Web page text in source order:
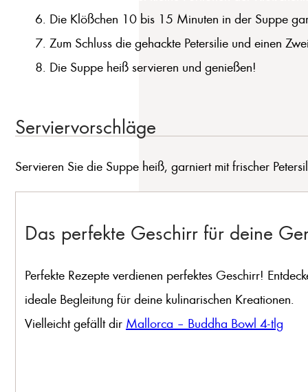
Die Klößchen 10 bis 15 Minuten in der Suppe
Zum Schluss die gehackte Petersilie und einen
Die Suppe heiß servieren und genießen!
Serviervorschläge
Servieren Sie die Suppe heiß, garniert mit frischer
Das perfekte Geschirr für deine
Perfekte Rezepte verdienen perfektes Geschirr!
ideale Begleitung für deine kulinarischen Kreationen.
Vielleicht gefällt dir Mallorca – Buddha Bowl 4-tlg